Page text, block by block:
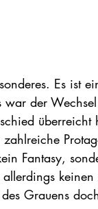
Es ist
der
Fantasy,
Grauens